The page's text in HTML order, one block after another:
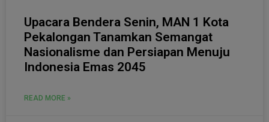
Upacara Bendera Senin, MAN 1 Kota
Pekalongan Tanamkan Semangat
Nasionalisme dan Persiapan Menuju
Indonesia Emas 2045
READ MORE »